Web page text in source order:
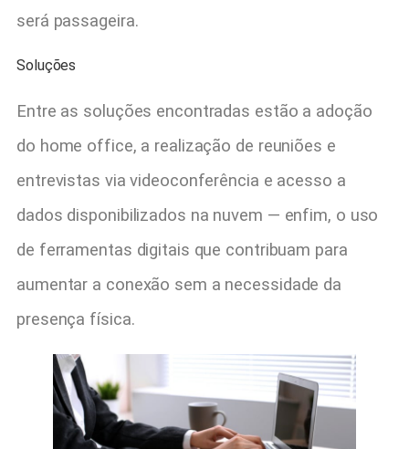
será passageira.
Soluções
Entre as soluções encontradas estão a adoção
do home office, a realização de reuniões e
entrevistas via videoconferência e acesso a
dados disponibilizados na nuvem — enfim, o uso
de ferramentas digitais que contribuam para
aumentar a conexão sem a necessidade da
presença física.